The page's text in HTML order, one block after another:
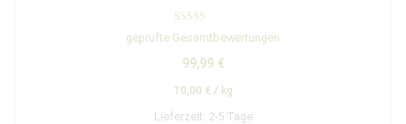
Bewertet mit
4.75
geprüfte Gesamtbewertungen
99,99 €
10,00 € / kg
Lieferzeit: 2-5 Tage